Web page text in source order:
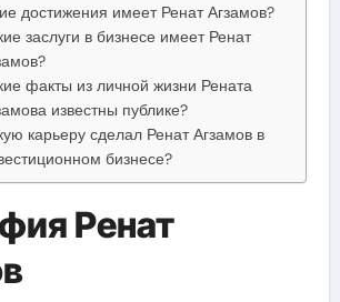
достижения имеет Ренат Агзамов?
заслуги в бизнесе имеет Ренат
факты из личной жизни Рената
известны публике?
карьеру сделал Ренат Агзамов в
бизнесе?
Ренат